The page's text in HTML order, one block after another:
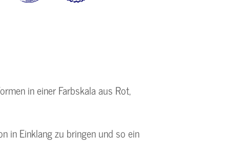
in einer Farbskala aus Rot,
in Einklang zu bringen und so ein